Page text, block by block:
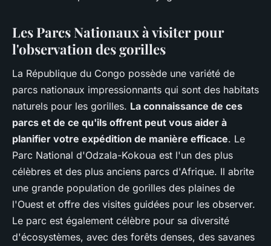
Les Parcs Nationaux à visiter pour
l'observation des gorilles
La République du Congo possède une variété de
parcs nationaux impressionnants qui sont des habitats
naturels pour les gorilles. La connaissance de ces
parcs et de ce qu'ils offrent peut vous aider à
planifier votre expédition de manière efficace. Le
Parc National d'Odzala-Kokoua est l'un des plus
célèbres et des plus anciens parcs d'Afrique. Il abrite
une grande population de gorilles des plaines de
l'Ouest et offre des visites guidées pour les observer.
Le parc est également célèbre pour sa diversité
d'écosystèmes, avec des forêts denses, des savanes